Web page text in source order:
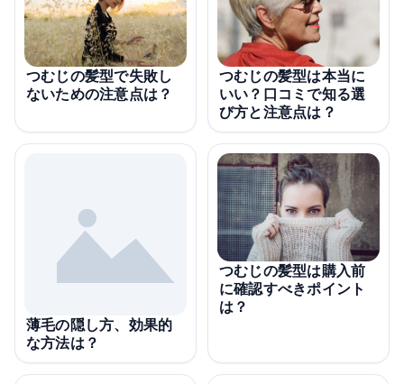
つむじの髪型で失敗し
ないための注意点は？
つむじの髪型は本当に
いい？口コミで知る選
び方と注意点は？
薄毛の隠し方、効果的
な方法は？
つむじの髪型は購入前
に確認すべきポイント
は？